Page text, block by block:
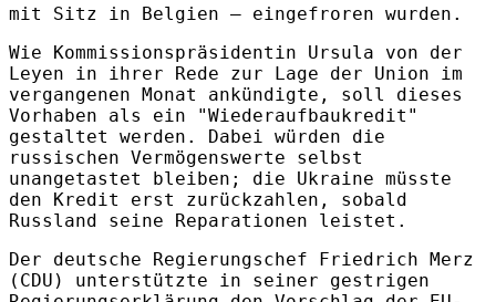
mit Sitz in Belgien – eingefroren wurden.
Wie Kommissionspräsidentin Ursula von der
Leyen in ihrer Rede zur Lage der Union im
vergangenen Monat ankündigte, soll dieses
Vorhaben als ein "Wiederaufbaukredit"
gestaltet werden. Dabei würden die
russischen Vermögenswerte selbst
unangetastet bleiben; die Ukraine müsste
den Kredit erst zurückzahlen, sobald
Russland seine Reparationen leistet.
Der deutsche Regierungschef Friedrich Merz
(CDU) unterstützte in seiner gestrigen